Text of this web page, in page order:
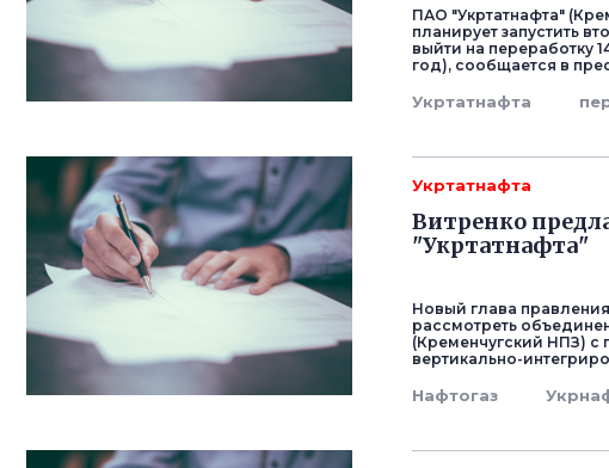
ПАО "Укртатнафта"
планирует запустить
выйти на переработку
год), сообщается в
Укртатнафта
Укртатнафта
Витренко
"Укртатнафта"
Новый глава
рассмотреть
(Кременчугский НПЗ)
вертикально-
Нафтогаз